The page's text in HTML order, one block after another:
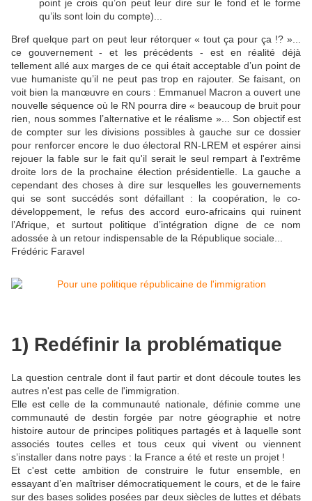
point je crois qu’on peut leur dire sur le fond et le forme
qu’ils sont loin du compte)...
Bref quelque part on peut leur rétorquer « tout ça pour ça !? »...
ce gouvernement - et les précédents - est en réalité déjà
tellement allé aux marges de ce qui était acceptable d’un point de
vue humaniste qu’il ne peut pas trop en rajouter. Se faisant, on
voit bien la manœuvre en cours : Emmanuel Macron a ouvert une
nouvelle séquence où le RN pourra dire « beaucoup de bruit pour
rien, nous sommes l’alternative et le réalisme »... Son objectif est
de compter sur les divisions possibles à gauche sur ce dossier
pour renforcer encore le duo électoral RN-LREM et espérer ainsi
rejouer la fable sur le fait qu'il serait le seul rempart à l'extrême
droite lors de la prochaine élection présidentielle. La gauche a
cependant des choses à dire sur lesquelles les gouvernements
qui se sont succédés sont défaillant : la coopération, le co-
développement, le refus des accord euro-africains qui ruinent
l’Afrique, et surtout politique d’intégration digne de ce nom
adossée à un retour indispensable de la République sociale...
Frédéric Faravel
1) Redéfinir la problématique
La question centrale dont il faut partir et dont découle toutes les
autres n'est pas celle de l'immigration.
Elle est celle de la communauté nationale, définie comme une
communauté de destin forgée par notre géographie et notre
histoire autour de principes politiques partagés et à laquelle sont
associés toutes celles et tous ceux qui vivent ou viennent
s’installer dans notre pays : la France a été et reste un projet !
Et c'est cette ambition de construire le futur ensemble, en
essayant d’en maîtriser démocratiquement le cours, et de le faire
sur des bases solides posées par deux siècles de luttes et débats